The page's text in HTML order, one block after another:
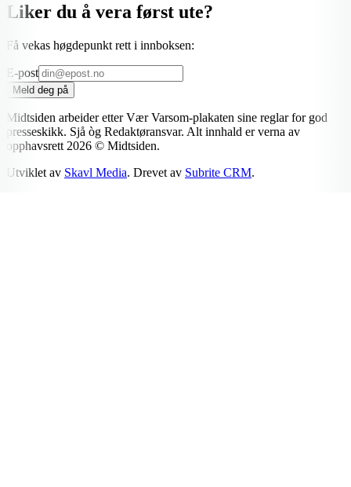
Liker du å vera først ute?
Få vekas høgdepunkt rett i innboksen:
E-post
Meld deg på
Midtsiden arbeider etter Vær Varsom-plakaten sine reglar for god
presseskikk. Sjå òg Redaktøransvar. Alt innhald er verna av
opphavsrett 2026 © Midtsiden.
Utviklet av Skavl Media. Drevet av Subrite CRM.